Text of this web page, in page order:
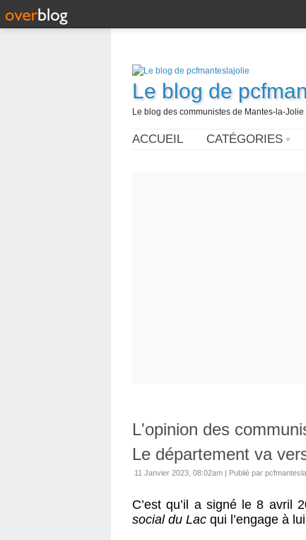
Le blog de
Le blog des communistes de Mantes-la-Jolie
ACCUEIL CATÉGORIES
L'opinion des
Le département va
11 Janvier 2023, 08:02am | Publié par
C’est qu’il a signé le 8 avril
social du Lac qui l’engage à